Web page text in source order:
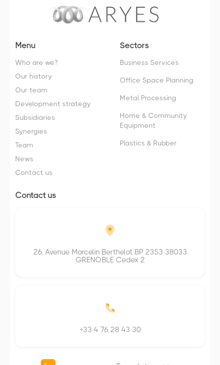
Menu
Who are we?
Our history
Our team
Development strategy
Subsidiaries
Synergies
Team
News
Contact us
Sectors
Business Services
Office Space Planning
Metal Processing
Home & Community
Equipment
Plastics & Rubber
Contact us
26, Avenue Marcelin Berthelot BP 2353 38033
GRENOBLE Cedex 2
+33 4 76 28 43 30